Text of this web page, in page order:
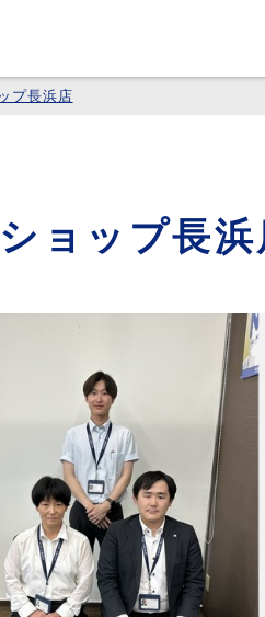
プ長浜店
ョップ長浜